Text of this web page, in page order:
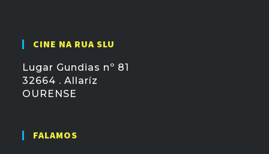
CINE NA RUA SLU
Lugar Gundias nº 81
32664 . Allaríz
OURENSE
FALAMOS